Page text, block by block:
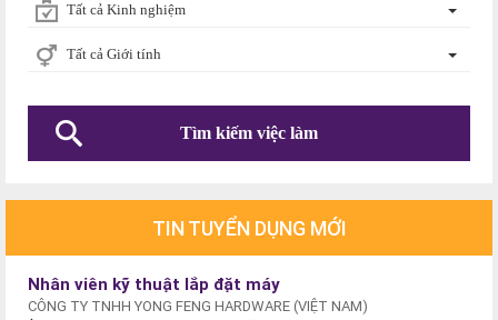
Tất cả Kinh nghiệm
Tất cả Giới tính
TIN TUYỂN DỤNG MỚI
Nhân viên kỹ thuật lắp đặt máy
CÔNG TY TNHH YONG FENG HARDWARE (VIỆT NAM)